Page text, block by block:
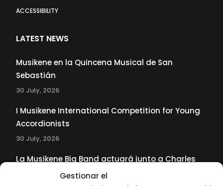
Gestionar el
ACCESSIBILITY
LATEST NEWS
Musikene en la Quincena Musical de San
Sebastián
30 July, 2026
I Musikene International Competition for Young
Accordionists
30 July, 2026
La Musikene Big Band actuará junto a Charles
Tolliver en el 61 Jazzaldia